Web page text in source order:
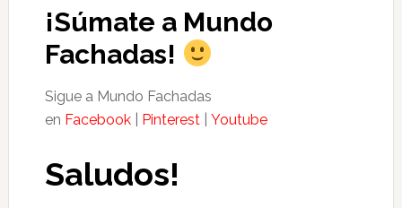
¡Súmate a Mundo
Fachadas!
Sigue a Mundo Fachadas
en Facebook| Pinterest| Youtube
Saludos!